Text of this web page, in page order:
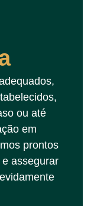
ou até
em
prontos
assegurar